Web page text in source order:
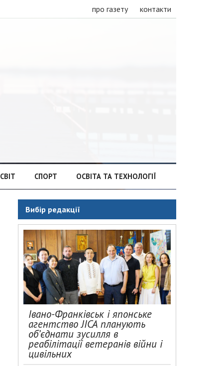
про газету контакти
СВІТ СПОРТ ОСВІТА ТА ТЕХНОЛОГІЇ
Вибір редакції
Івано-Франківськ і японське
агентство JICA планують
об’єднати зусилля в
реабілітації ветеранів війни і
цивільних